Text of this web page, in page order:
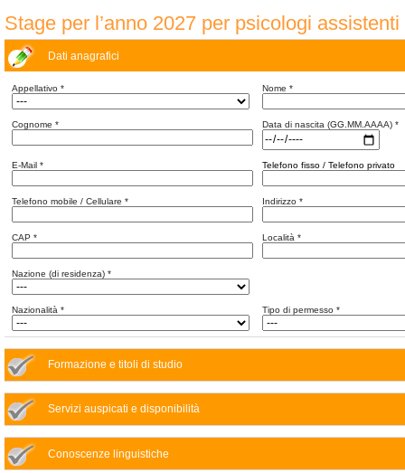
Stage per l’anno 2027 per psicologi assistenti
Dati anagrafici
Appellativo * Nome *
Cognome * Data di nascita (GG.MM.AAAA) *
E-Mail * Telefono fisso / Telefono privato
Telefono mobile / Cellulare * Indirizzo *
CAP * Località *
Nazione (di residenza) *
Nazionalità * Tipo di permesso *
Formazione e titoli di studio
Servizi auspicati e disponibilità
Conoscenze linguistiche